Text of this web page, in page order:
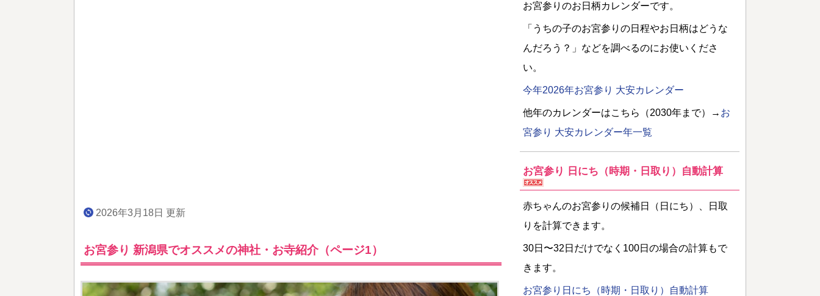
2026年3月18日 更新
お宮参り 新潟県でオススメの神社・お寺紹介（ページ1）
お宮参りのお日柄カレンダーです。
「うちの子のお宮参りの日程やお日柄はどうな
んだろう？」などを調べるのにお使いくださ
い。
今年2026年お宮参り 大安カレンダー
他年のカレンダーはこちら（2030年まで）→ お
宮参り 大安カレンダー年一覧
お宮参り 日にち（時期・日取り）自動計算
赤ちゃんのお宮参りの候補日（日にち）、日取
りを計算できます。
30日〜32日だけでなく100日の場合の計算もで
きます。
お宮参り日にち（時期・日取り）自動計算